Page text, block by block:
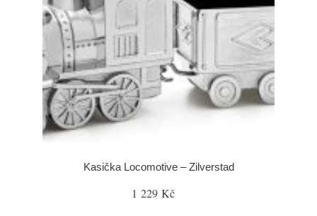
Kasička Locomotive – Zilverstad
1 229 Kč